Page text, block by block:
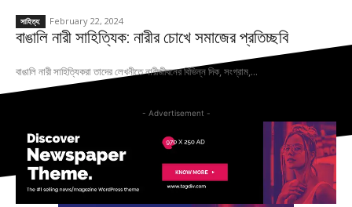
সাহিত্য: February 22, 2024
বাঙালি নারী সাহিত্যিক: নারীর চোখে সমাজের প্রতিচ্ছবি
বাঙালি নারী সাহিত্যিকরা তাদের লেখনীতে নারীজীবনের বিভিন্ন দিক, সংগ্রাম,...
- Advertisement -